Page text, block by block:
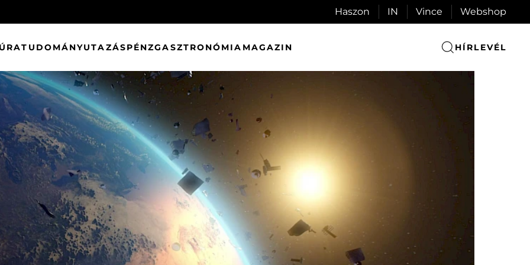
Haszon IN Vince Webshop
TUDOMÁNYUTAZÁSPÉNZGASZTRONÓMIA MAGAZIN HÍRLEVÉL